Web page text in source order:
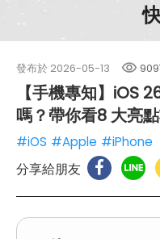
發布於 2026-05-13
【手機專知】iOS
嗎？帶你看8 大亮點
#iOS #Apple #iPhone
分享給朋友